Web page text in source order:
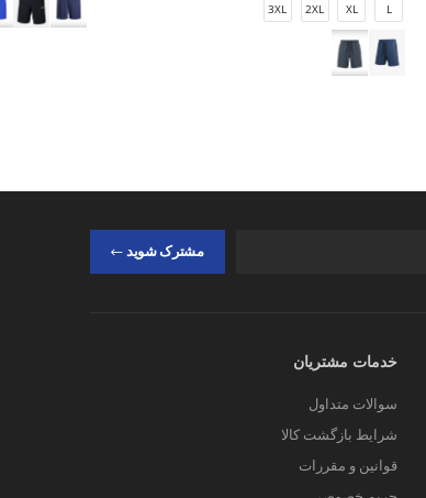
L
XL
2XL
3XL
مشترک شوید
خدمات مشتریان
سوالات متداول
شرایط بازگشت کالا
قوانین و مقررات